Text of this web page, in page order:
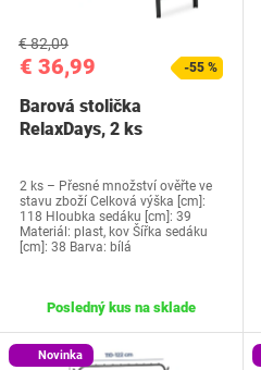
€ 36,99
€ 82,09
-55 %
Barová stolička
RelaxDays, 2 ks
2 ks – Přesné množství ověřte ve
stavu zboží Celková výška [cm]:
118 Hloubka sedáku [cm]: 39
Materiál: plast, kov Šířka sedáku
[cm]: 38 Barva: bílá
Posledný kus na sklade
Novinka